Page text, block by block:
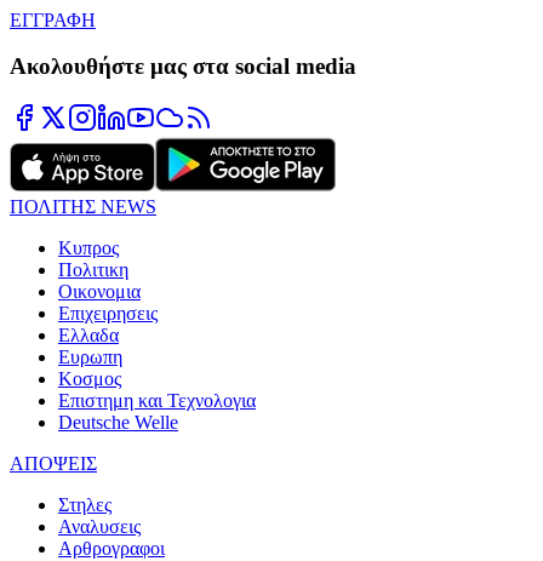
ΕΓΓΡΑΦΗ
Ακολουθήστε μας στα social media
ΠΟΛΙΤΗΣ NEWS
Κυπρος
Πολιτικη
Οικονομια
Επιχειρησεις
Ελλαδα
Ευρωπη
Κοσμος
Επιστημη και Τεχνολογια
Deutsche Welle
ΑΠΟΨΕΙΣ
Στηλες
Αναλυσεις
Αρθρογραφοι